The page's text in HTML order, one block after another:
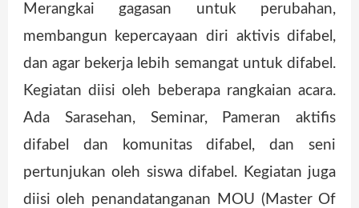
Merangkai gagasan untuk perubahan,
membangun kepercayaan diri aktivis difabel,
dan agar bekerja lebih semangat untuk difabel.
Kegiatan diisi oleh beberapa rangkaian acara.
Ada Sarasehan, Seminar, Pameran aktifis
difabel dan komunitas difabel, dan seni
pertunjukan oleh siswa difabel. Kegiatan juga
diisi oleh penandatanganan MOU (Master Of